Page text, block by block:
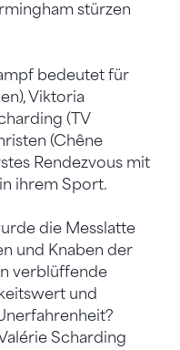
stürzen
bedeutet für
Viktoria
(TV
(Chêne
Rendezvous mit
ihrem Sport.
die Messlatte
und Knaben der
verblüffende
und
Scharding